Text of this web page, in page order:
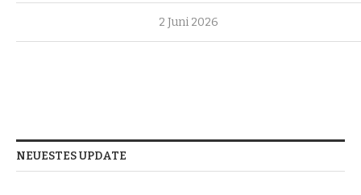
2 Juni 2026
NEUESTES UPDATE